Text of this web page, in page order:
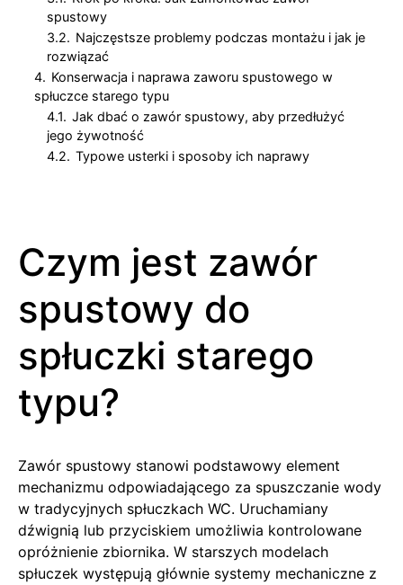
spustowy
3.2. Najczęstsze problemy podczas montażu i jak je
rozwiązać
4. Konserwacja i naprawa zaworu spustowego w
spłuczce starego typu
4.1. Jak dbać o zawór spustowy, aby przedłużyć
jego żywotność
4.2. Typowe usterki i sposoby ich naprawy
Czym jest zawór
spustowy do
spłuczki starego
typu?
Zawór spustowy stanowi podstawowy element
mechanizmu odpowiadającego za spuszczanie wody
w tradycyjnych spłuczkach WC. Uruchamiany
dźwignią lub przyciskiem umożliwia kontrolowane
opróżnienie zbiornika. W starszych modelach
spłuczek występują głównie systemy mechaniczne z